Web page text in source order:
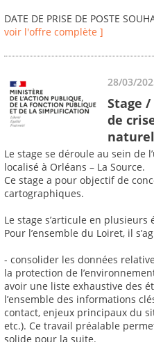
DATE DE PRISE DE POSTE
voir l'offre complète ]
28/03/
Stage
de
Le stage se déroule au sein de
localisé à Orléans – La Source.
Ce stage a pour objectif de
cartographiques.
Le stage s’articule en plusieurs
Pour l’ensemble du Loiret, il
- consolider les données
la protection de
avoir une liste exhaustive des
l’ensemble des informations
contact, enjeux principaux du
etc.). Ce travail préalable
solide pour la suite.